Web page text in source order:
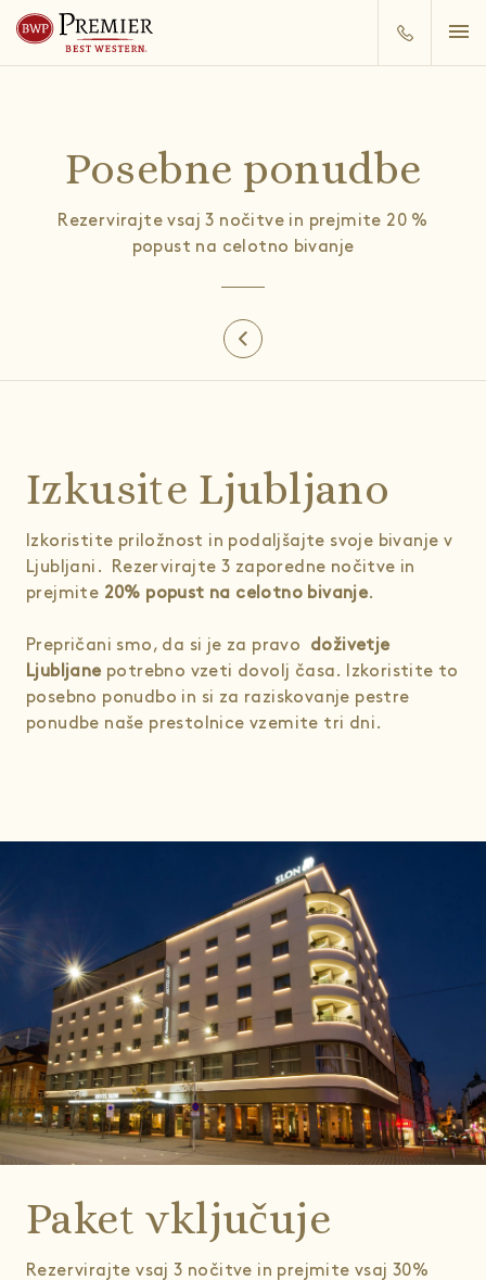
Posebne ponudbe
Rezervirajte vsaj 3 nočitve in prejmite 20 %
popust na celotno bivanje
Izkusite Ljubljano
Izkoristite priložnost in podaljšajte svoje bivanje v
Ljubljani. Rezervirajte 3 zaporedne nočitve in
prejmite 20% popust na celotno bivanje.
Prepričani smo, da si je za pravo doživetje
Ljubljane potrebno vzeti dovolj časa. Izkoristite to
posebno ponudbo in si za raziskovanje pestre
ponudbe naše prestolnice vzemite tri dni.
Paket vključuje
Rezervirajte vsaj 3 nočitve in prejmite vsaj 30%